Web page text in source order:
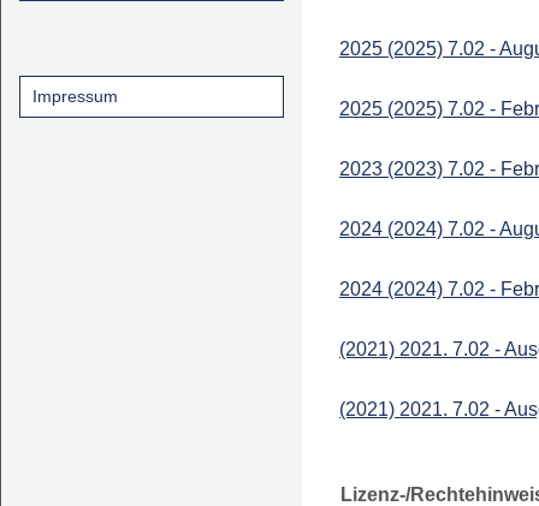
Impressum
2025 (2025) 7.02 -
2025 (2025) 7.02 -
2023 (2023) 7.02 -
2024 (2024) 7.02 -
2024 (2024) 7.02 -
(2021) 2021. 7.02 -
(2021) 2021. 7.02 -
Lizenz-/